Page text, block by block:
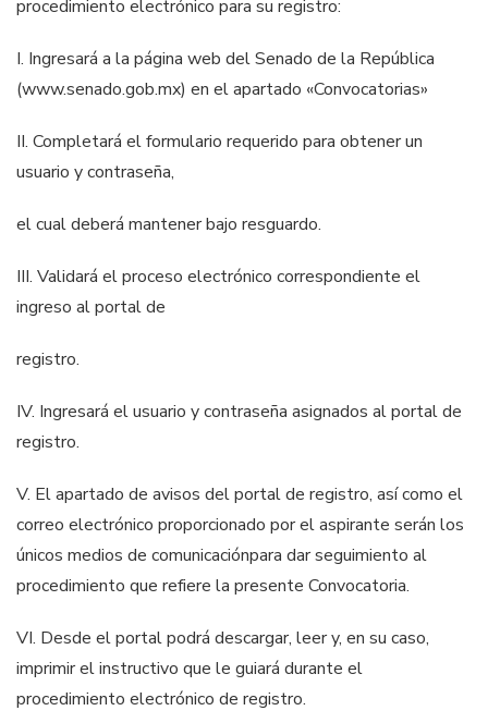
procedimiento electrónico para su registro:
I. Ingresará a la página web del Senado de la República
(www.senado.gob.mx) en el apartado «Convocatorias»
II. Completará el formulario requerido para obtener un
usuario y contraseña,
el cual deberá mantener bajo resguardo.
III. Validará el proceso electrónico correspondiente el
ingreso al portal de
registro.
IV. Ingresará el usuario y contraseña asignados al portal de
registro.
V. El apartado de avisos del portal de registro, así como el
correo electrónico proporcionado por el aspirante serán los
únicos medios de comunicaciónpara dar seguimiento al
procedimiento que refiere la presente Convocatoria.
VI. Desde el portal podrá descargar, leer y, en su caso,
imprimir el instructivo que le guiará durante el
procedimiento electrónico de registro.